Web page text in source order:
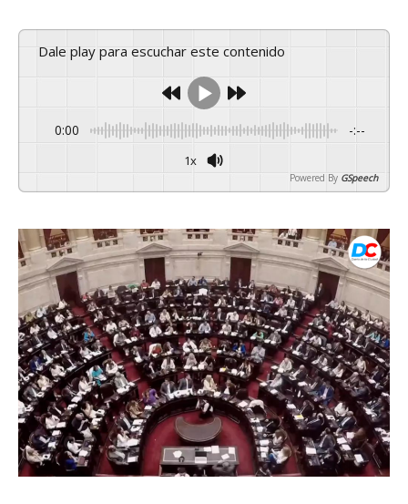
Dale play para escuchar este contenido
0:00 -:--
1x
Powered By GSpeech